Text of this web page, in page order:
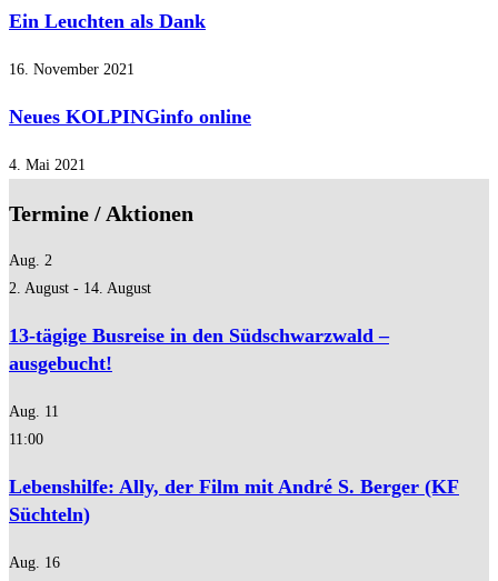
Ein Leuchten als Dank
16. November 2021
Neues KOLPINGinfo online
4. Mai 2021
Termine / Aktionen
Aug. 2
2. August - 14. August
13-tägige Busreise in den Südschwarzwald –
ausgebucht!
Aug. 11
11:00
Lebenshilfe: Ally, der Film mit André S. Berger (KF
Süchteln)
Aug. 16